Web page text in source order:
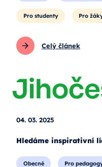
Pro studenty Pro
Celý článek
04. 03. 2025
Hledáme inspirativní
Obecné Pro